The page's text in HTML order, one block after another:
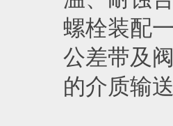
螺栓装配
公差带及
的介质输